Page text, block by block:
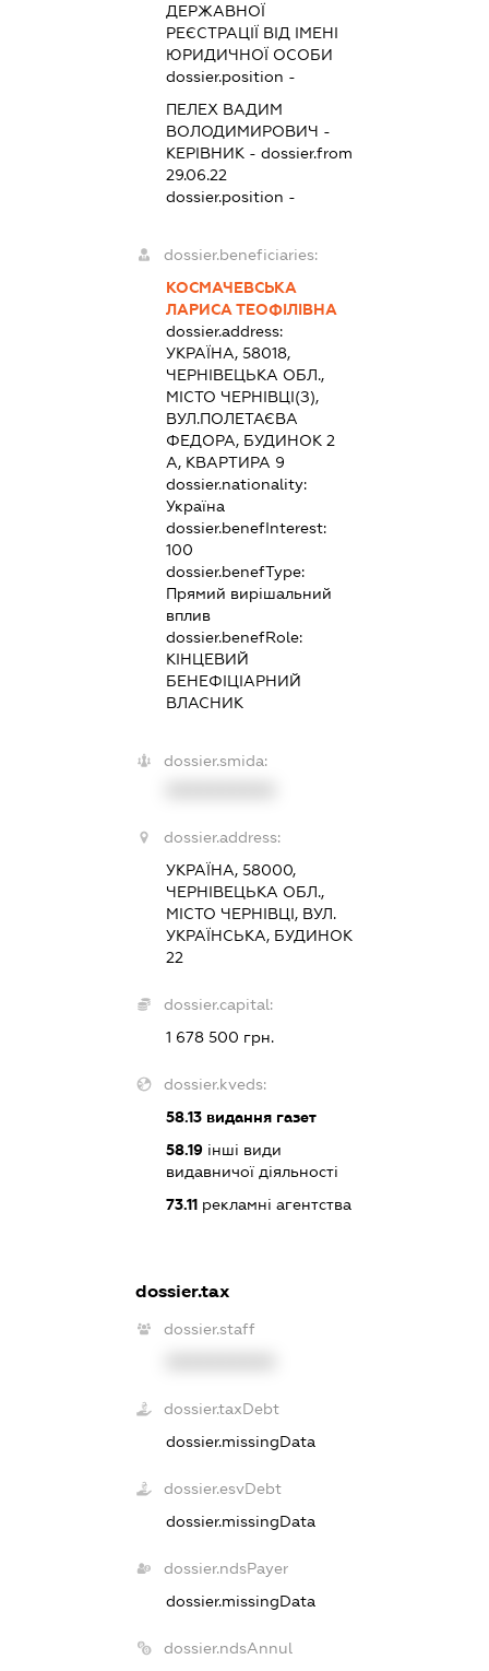
ДЕРЖАВНОЇ
РЕЄСТРАЦІЇ ВІД ІМЕНІ
ЮРИДИЧНОЇ ОСОБИ
dossier.position -
ПЕЛЕХ ВАДИМ
ВОЛОДИМИРОВИЧ -
КЕРІВНИК - dossier.from
29.06.22
dossier.position -
dossier.beneficiaries:
КОСМАЧЕВСЬКА
ЛАРИСА ТЕОФІЛІВНА
dossier.address:
УКРАЇНА, 58018,
ЧЕРНІВЕЦЬКА ОБЛ.,
МІСТО ЧЕРНІВЦІ(З),
ВУЛ.ПОЛЕТАЄВА
ФЕДОРА, БУДИНОК 2
А, КВАРТИРА 9
dossier.nationality:
Україна
dossier.benefInterest:
100
dossier.benefType:
Прямий вирішальний
вплив
dossier.benefRole:
КІНЦЕВИЙ
БЕНЕФІЦІАРНИЙ
ВЛАСНИК
dossier.smida:
dossier.address:
УКРАЇНА, 58000,
ЧЕРНІВЕЦЬКА ОБЛ.,
МІСТО ЧЕРНІВЦІ, ВУЛ.
УКРАЇНСЬКА, БУДИНОК
22
dossier.capital:
1 678 500 грн.
dossier.kveds:
58.13 видання газет
58.19 інші види
видавничої діяльності
73.11 рекламні агентства
dossier.tax
dossier.staff
dossier.taxDebt
dossier.missingData
dossier.esvDebt
dossier.missingData
dossier.ndsPayer
dossier.missingData
dossier.ndsAnnul